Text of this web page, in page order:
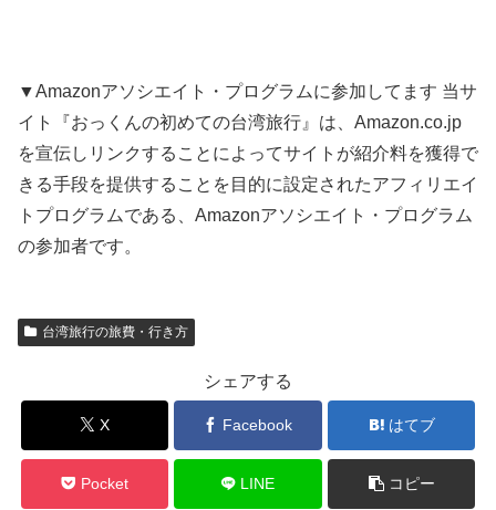
▼Amazonアソシエイト・プログラムに参加してます 当サ
イト『おっくんの初めての台湾旅行』は、Amazon.co.jp
を宣伝しリンクすることによってサイトが紹介料を獲得で
きる手段を提供することを目的に設定されたアフィリエイ
トプログラムである、Amazonアソシエイト・プログラム
の参加者です。
台湾旅行の旅費・行き方
シェアする
X Facebook はてブ
Pocket LINE コピー